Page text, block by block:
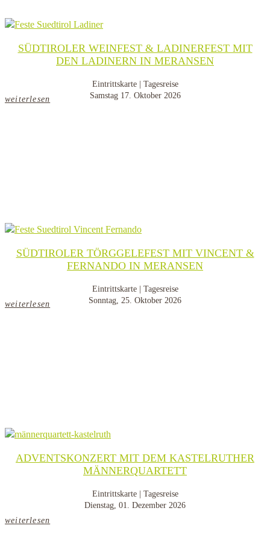
SÜDTIROLER WEINFEST & LADINERFEST MIT
DEN LADINERN IN MERANSEN
Eintrittskarte | Tagesreise
Samstag 17. Oktober 2026
weiterlesen
SÜDTIROLER TÖRGGELEFEST MIT VINCENT &
FERNANDO IN MERANSEN
Eintrittskarte | Tagesreise
Sonntag, 25. Oktober 2026
weiterlesen
ADVENTSKONZERT MIT DEM KASTELRUTHER
MÄNNERQUARTETT
Eintrittskarte | Tagesreise
Dienstag, 01. Dezember 2026
weiterlesen